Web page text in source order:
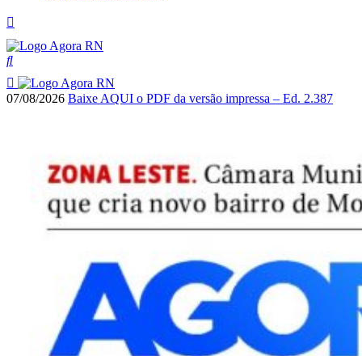
07/08/2026 Baixe AQUI o PDF da versão impressa – Ed. 2.387